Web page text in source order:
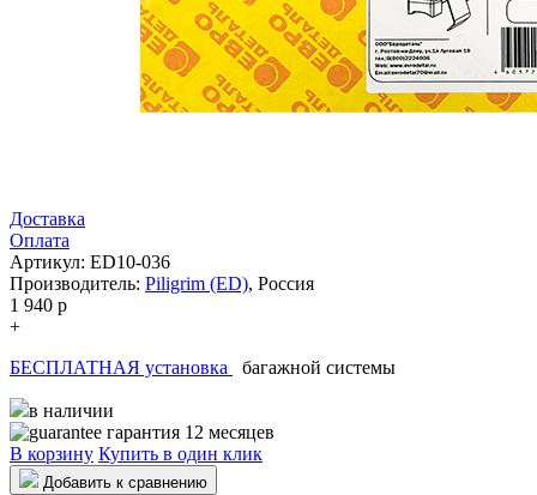
Доставка
Оплата
Артикул: ED10-036
Производитель: Piligrim (ED), Россия
1 940 p
+
БЕСПЛАТНАЯ установка
багажной системы
в наличии
гарантия 12 месяцев
В корзину Купить в один клик
Добавить к сравнению